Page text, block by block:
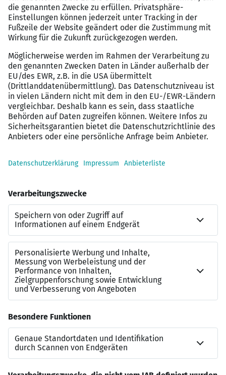
Im Fokus stehen deine fachlichen Skills,
Führungserfahrung und ein Überblick über die
Rahmenbedingungen bei Syskron/Krones.digital.
Zweitgespräch (vor Ort in Regensburg, ca. 90 Minuten)
Persönliches Kennenlernen mit der disziplinarischen
Bereichsleitung und erneut HR.
Über das Unternehmen
Your favourite drink? Regardless of what it is – it could
well be that it was manufactured with the aid of
Krones.digital – an international community
oftechnology enthusiastswithin the Krones Group. We
are all united by one great mission: to lead the
beverage and food industry into a
and tooptimize productionwherever there is still room
for improvement.
How do we achieve this? With people who are
about their ideas and want to
whom you are on first name terms. With creative
freedom and an inspiring working environment. And last
but not least: with reallywonderful people